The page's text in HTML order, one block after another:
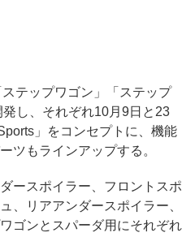
テップワゴン」「ステップ
し、それぞれ10月9日と23
」をコンセプトに、機能
ツもラインアップする。
ースポイラー、フロントスポ
、リアアンダースポイラー、
ゴンとスパーダ用にそれぞれ